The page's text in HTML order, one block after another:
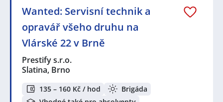
Wanted: Servisní technik a
opravář všeho druhu na
Vlárské 22 v Brně
Prestify s.r.o.
Slatina, Brno
135 – 160 Kč / hod
Brigáda